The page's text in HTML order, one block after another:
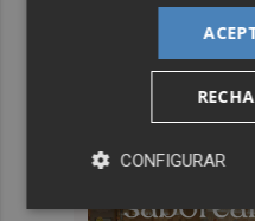
CONFIGURAR